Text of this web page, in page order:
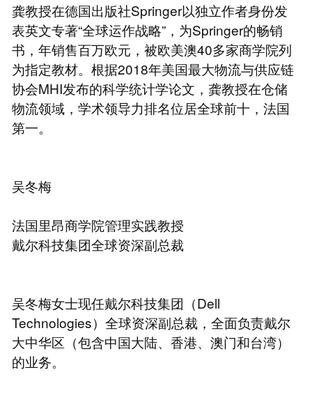
龚教授在德国出版社Springer以独立作者身份发
表英文专著“全球运作战略”，为Springer的畅销
书，年销售百万欧元，被欧美澳40多家商学院列
为指定教材。根据2018年美国最大物流与供应链
协会MHI发布的科学统计学论文，龚教授在仓储
物流领域，学术领导力排名位居全球前十，法国
第一。
吴冬梅
法国里昂商学院管理实践教授
戴尔科技集团全球资深副总裁
吴冬梅女士现任戴尔科技集团（Dell
Technologies）全球资深副总裁，全面负责戴尔
大中华区（包含中国大陆、香港、澳门和台湾）
的业务。